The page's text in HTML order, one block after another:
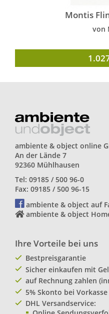
Montis
von
ambiente & object online
An der Lände 7
92360 Mühlhausen
Tel: 09185 / 500 96-0
Fax: 09185 / 500 96-15
ambiente & object auf
ambiente & object
Ihre Vorteile bei uns
Bestpreisgarantie
Sicher einkaufen mit
auf Rechnung zahlen
5% Skonto bei Vorkasse
DHL Versandservice: